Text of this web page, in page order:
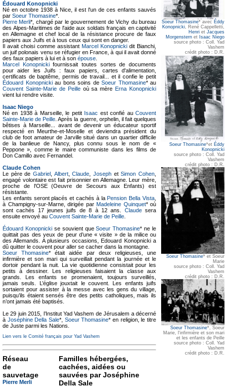
Soeur Thomasine* avec Éddy
Konopnicki , René Cappelletti,
Henri et Jacques
Morgenstern et Isaac Niego
source photo : Coll. Yad
Vashem
crédit photo : D.R.
Soeur Thomasine*et Éddy
Konopnicki
source photo : Coll. Yad
Vashem
crédit photo : D.R.
Soeur Thomasine* et Soeur
Marie
source photo : Coll. Yad
Vashem
crédit photo : D.R.
Soeur Thomasine*, Soeur
Marie, l'infirmière et son mari
et les enfants de Peille
source photo : Coll. Yad
Vashem
crédit photo : D.R.
Édouard Konopnicki
Né en octobre 1938 à Nice, il est l'un de ces enfants sauvés
par Soeur Thomasine*.
Pierre Merli*, chargé par le gouvernement de Vichy du bureau
des Alpes-Maritimes de l'aide aux soldats français en captivité
en Allemagne et chef local de la résistance procure de faux
papiers aux Juifs et à tous ceux qui sont en danger.
Il avait choisi comme assistant Marcel Konopnicki dit Bianchi,
un juif polonais venu se réfugier en France, à qui il avait donné
des faux papiers à lui et à son épouse
Marcel Konopnickifournissait toutes sortes de documents
pour aider les Juifs : faux papiers, cartes d'alimentation,
certificats de baptême, permis de travail... et il confie le petit
Édouard Konopnickiau bons soins de Soeur Thomasine* au
Couvent Sainte-Marie de Peilleoù sa mèreErna Konopnicki
vient lui rendre visite.
Isaac Niego
Né en 1938 à Marseille, le petit Isaac est confié auCouvent
Sainte-Marie de Peille . Après la guerre, orphelin, il fait quelques
bêtises à Marseille... avant de devenir un éducateur sportif
respecté en Meurthe-et-Moselle et deviendra président du
club de foot amateur de Jarville situé dans un quartier difficile
de la banlieue de Nancy, plus connu sous le nom de «
Peppone », comme le maire communiste dans les films de
Don Camillo avec Fernandel.
Claude Cohen
Le père de Gabriel Albert,Claude ,Joseph etSimon Cohen
engagé volontaire est fait prisonnier en Allemagne. Leur mère,
proche de l'OSE (Oeuvre de Secours aux Enfants) est
résistante.
Les enfants seront placés et cachés à laPension Bella Vista
à Champigny-sur-Marne, dirigée par Madeleine Quinquet* où
sont cachés 17 jeunes juifs de 8 à 12 ans. Claudesera
ensuite envoyé au Couvent Sainte-Marie de Peille
Édouard Konopnickise souvient queSoeur Thomasine* ne le
quittait pas des yeux de peur d’une « visite » de la milice ou
des Allemands. A plusieurs occasions, Edouard Konopnicki a
dû quitter le couvent pour aller se cacher dans la montagne.
Soeur Thomasine* était aidée par deux religieuses, une
infirmière et son mari qui surveillait pendant la journée et le
dortoir pendant la nuit. La vie quotidienne consistait pour les
petits à dessiner. Les religieuses faisaient la classe aux
grands. Les enfants se promenaient, toujours surveillés,
jamais seuls. L’église jouxtait le couvent. Les enfants juifs
sortaient pour assister à la messe avec les gens du village,
puisqu’ils étaient sensés être des petits catholiques, mais ils
n’ont jamais été baptisés.
Le 29 juin 2015, l’Institut Yad Vashem de Jérusalem a décerné
à Joséphine Della Sale*, Soeur Thomasine* en religion, le titre
de Juste parmi les Nations.
Lien vers le Comité français pour Yad Vashem
Réseau
de
sauvetage
Pierre Merli
Familles hébergées,
cachées, aidées ou
sauvées par Joséphine
Della Sale